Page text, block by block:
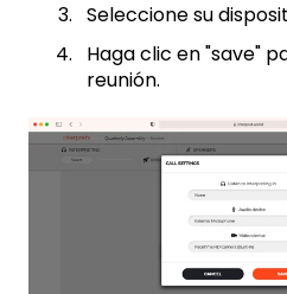
Seleccione su
Haga clic en "save"
reunión.